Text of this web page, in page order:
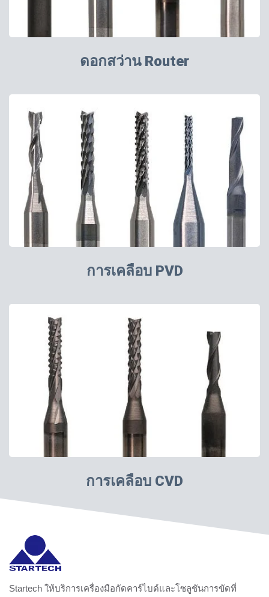
ดอกสว่าน Router
การเคลือบ PVD
การเคลือบ CVD
Startech ให้บริการเครื่องมือกัดคาร์ไบด์และโซลูชันการขัดที่